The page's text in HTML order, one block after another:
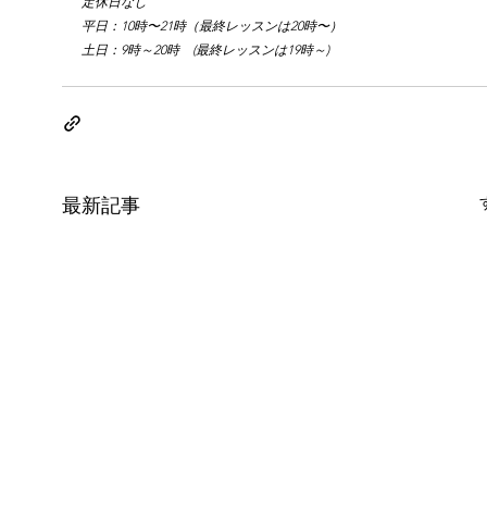
平日：10時〜21時（最終レッスンは20時〜）
土日：9時～20時　(最終レッスンは19時～)
最新記事